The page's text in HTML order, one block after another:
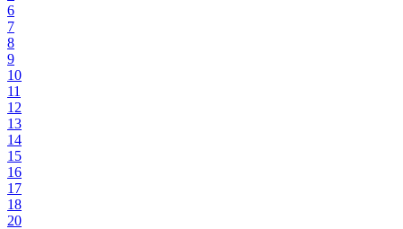
6
7
8
9
10
11
12
13
14
15
16
17
18
20